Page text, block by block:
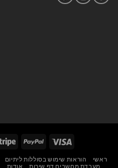
Visa
PayPal
ראשי הוראות שימוש בסוללות ליתיום
מעבדת מחשבים דף שירות
אודות